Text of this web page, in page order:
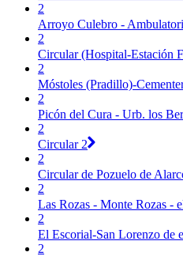
2
Arroyo Culebro -
2
Circular (Hospital-Estación
2
Móstoles (Pradillo)-
2
Picón del Cura - Urb. los
2
Circular 2
2
Circular de Pozuelo de
2
Las Rozas - Monte Rozas -
2
El Escorial-San Lorenzo de
2